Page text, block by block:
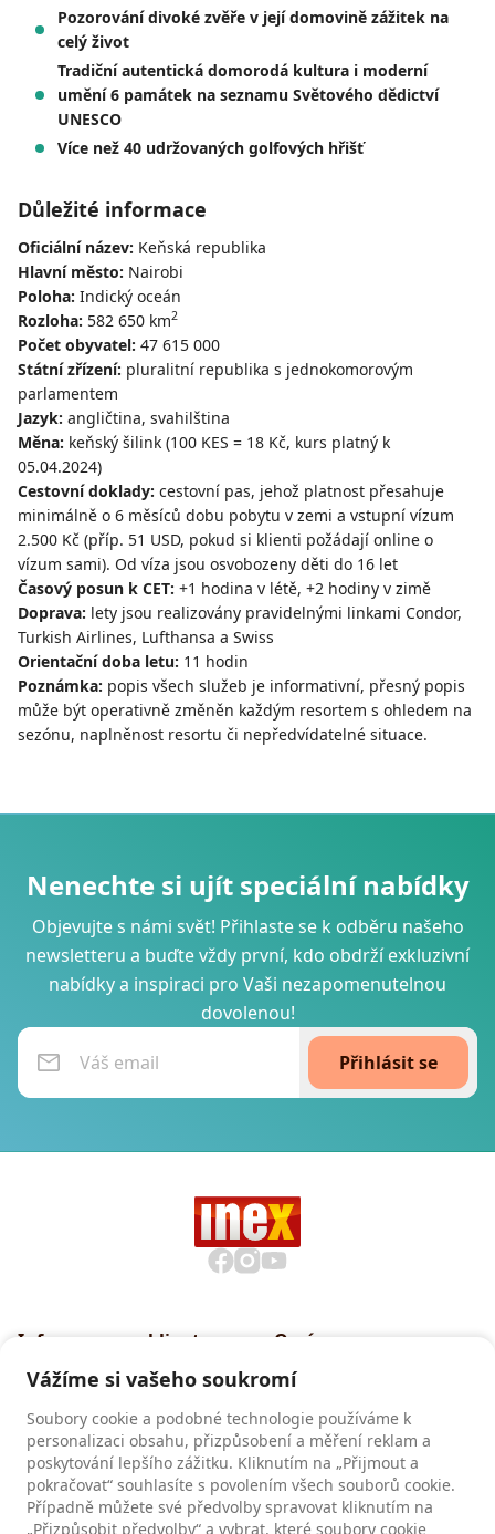
Pozorování divoké zvěře v její domovině zážitek na
celý život
Tradiční autentická domorodá kultura i moderní
umění 6 památek na seznamu Světového dědictví
UNESCO
Více než 40 udržovaných golfových hřišť
Důležité informace
Oficiální název: Keňská republika
Hlavní město: Nairobi
Poloha: Indický oceán
Rozloha: 582 650 km2
Počet obyvatel: 47 615 000
Státní zřízení: pluralitní republika s jednokomorovým
parlamentem
Jazyk: angličtina, svahilština
Měna: keňský šilink (100 KES = 18 Kč, kurs platný k
05.04.2024)
Cestovní doklady: cestovní pas, jehož platnost přesahuje
minimálně o 6 měsíců dobu pobytu v zemi a vstupní vízum
2.500 Kč (příp. 51 USD, pokud si klienti požádají online o
vízum sami). Od víza jsou osvobozeny děti do 16 let
Časový posun k CET: +1 hodina v létě, +2 hodiny v zimě
Doprava: lety jsou realizovány pravidelnými linkami Condor,
Turkish Airlines, Lufthansa a Swiss
Orientační doba letu: 11 hodin
Poznámka: popis všech služeb je informativní, přesný popis
může být operativně změněn každým resortem s ohledem na
sezónu, naplněnost resortu či nepředvídatelné situace.
Nenechte si ujít speciální nabídky
Objevujte s námi svět! Přihlaste se k odběru našeho
newsletteru a buďte vždy první, kdo obdrží exkluzivní
nabídky a inspiraci pro Vaši nezapomenutelnou
dovolenou!
Přihlásit se
Informace pro klienty
podmínky CK INEX
Pojištění CK INEX
Zásady a informace o
zpracování osobních údajů
O nás
Vážíme si vašeho soukromí
Soubory cookie a podobné technologie používáme k
personalizaci obsahu, přizpůsobení a měření reklam a
poskytování lepšího zážitku. Kliknutím na „Přijmout a
pokračovat“ souhlasíte s povolením všech souborů cookie.
Případně můžete své předvolby spravovat kliknutím na
„Přizpůsobit předvolby“ a vybrat, které soubory cookie